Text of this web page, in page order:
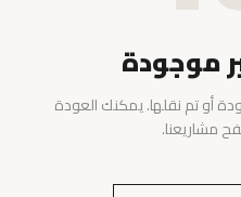
موجودة
أو تم نقلها. يمكنك العودة
مشاريعنا.